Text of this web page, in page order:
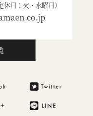
日：火・水曜日）